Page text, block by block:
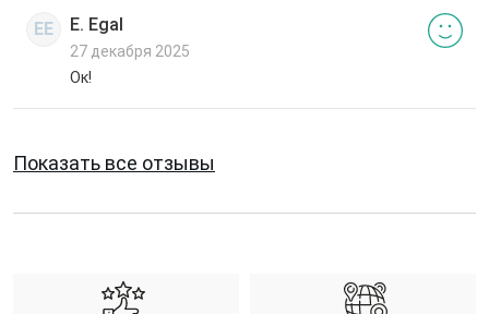
EE E. Egal
27 декабря 2025
Ок!
Показать все отзывы